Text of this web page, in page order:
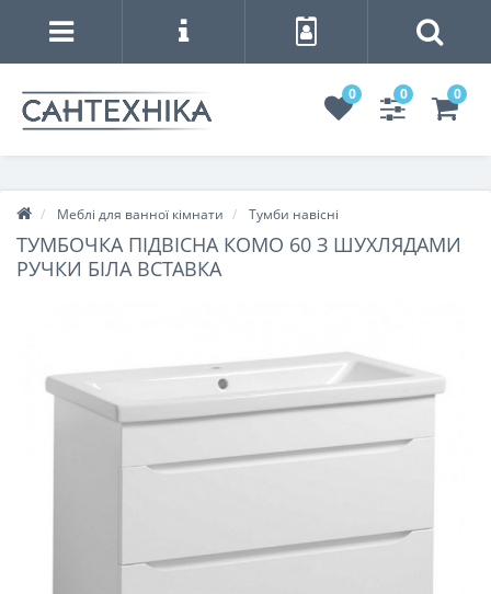
0 0 0
Меблі для ванної кімнати Тумби навісні
ТУМБОЧКА ПІДВІСНА КОМО 60 З ШУХЛЯДАМИ
РУЧКИ БІЛА ВСТАВКА